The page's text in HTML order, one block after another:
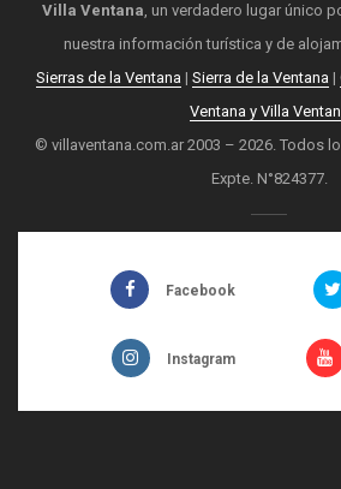
Villa Ventana, un verdadero lugar único
nuestra información turística y de
Sierras de la Ventana | Sierra de la Ventana |
Ventana y Villa
© villaventana.com.ar 2003 – 2026. Todos
Expte. N°824377.
Facebook
Instagram